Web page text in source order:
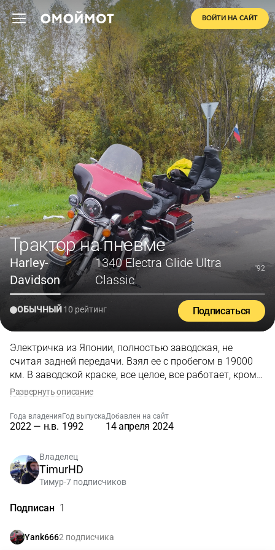
ВОЙТИ НА САЙТ
Трактор на пневме
Harley-
Davidson
1340 Electra Glide Ultra
Classic
'92
ОБЫЧНЫЙ10 рейтинг Подписаться
Электричка из Японии, полностью заводская, не
считая задней передачи. Взял ее с пробегом в 19000
км. В заводской краске, все целое, все работает, кроме
круиз-контроля, но он мне и не нужен. Позже опишу
Развернуть описание
Года владения
2022 — н.в.
Год выпуска
1992
Добавлен на сайт
14 апреля 2024
Владелец
TimurHD
Тимур•7 подписчиков
Подписан 1
Yank6662 подписчика